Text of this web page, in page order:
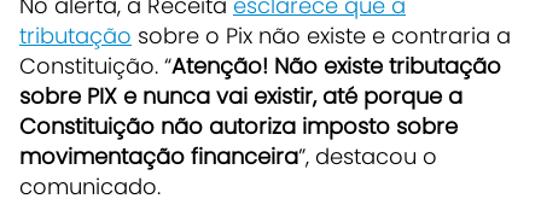
tributação sobre o Pix não existe e contraria a
Constituição. “Atenção! Não existe tributação
sobre PIX e nunca vai existir, até porque a
Constituição não autoriza imposto sobre
movimentação financeira”, destacou o
comunicado.